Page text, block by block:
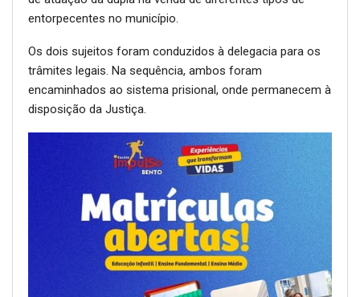
entorpecentes no município.
Os dois sujeitos foram conduzidos à delegacia para os
trâmites legais. Na sequência, ambos foram
encaminhados ao sistema prisional, onde permanecem à
disposição da Justiça.